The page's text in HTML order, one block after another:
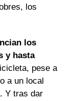
los
los
y hasta
pese a
a un local
Y tras dar